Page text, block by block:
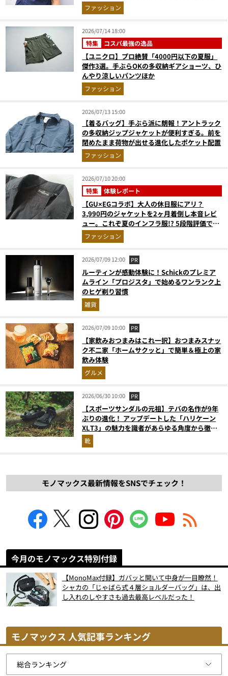
ファッション
2026/07/14 18:00
特集 コスパ最強の逸品
【ユニクロ】プロ絶賛「4000円以下の夏服」
傑作3選。手ぶらOKの多収納ギアショーツ、ひ
んやり涼しいパンツほか
ファッション
2026/07/13 15:00
【着るバッグ】手ぶら派に朗報！アントラック
の多収納ジップジャケットが便利すぎる。前を
閉めたまま荷物が出せる進化したポケット配置
ファッション
2026/07/10 20:00
特集 体験レポート
【GU×EGコラボ】大人の休日服にアリ？
3,990円のジャケットを2ヶ月着倒し本音レビ
ュー。これぞ夏のインフラ服!? 5段階評価で採
点ファッション
2026/07/09 12:00 PR
ルーティンが感動体験に！Schickのプレミア
ムライン「プロジスタ」で始めるワンランク上
のヒゲ剃り習慣
雑貨
2026/07/09 10:00 PR
【家飲みおつまみはこれ一択】おつまみスナッ
ク不二家「ホームサクッと」で簡単＆極上の家
飲み体験
グルメ
2026/06/30 10:00 PR
【スポーツサンダルの元祖】テバの名作が9年
ぶりの進化！ アップデートした「ハリケーン
XLT3」の魅力を識者があらゆる角度から徹底
解説！
靴
モノマックス最新情報をSNSでチェック！
今月のモノマックス特別付録
【MonoMax付録】ガバッと開いて中身が一目瞭然！
シャカの「じゃばら式４層ショルダーバッグ」は、出
し入れのしやすさも過去最高レベルだった！
モノマックス 人気記事ランキング